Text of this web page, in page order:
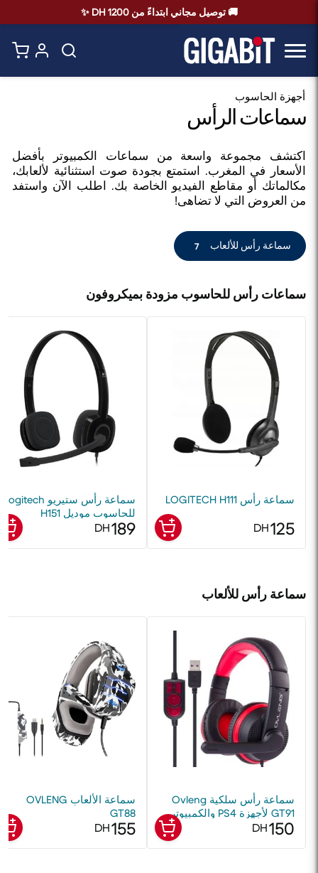
🚚 توصيل مجاني ابتداءً من 1200 DH ✨
أجهزة الحاسوب
سماعات الرأس
اكتشف مجموعة واسعة من سماعات الكمبيوتر بأفضل
الأسعار في المغرب. استمتع بجودة صوت استثنائية لألعابك،
مكالماتك أو مقاطع الفيديو الخاصة بك. اطلب الآن واستفد
من العروض التي لا تضاهى!
سماعة رأس للألعاب 7
سماعات رأس للحاسوب مزودة بميكروفون
سماعة رأس LOGITECH H111
125
DH
سماعة رأس ستيريو Logitech
للحاسوب موديل H151
189
DH
سماعة رأس للألعاب
سماعة رأس سلكية Ovleng
GT91 لأجهزة PS4 والكمبيوتر
الشخصي وأجهزة الكمبيوتر
المحمولة وأجهزة الألعاب
150
DH
سماعة الألعاب OVLENG
GT88
155
DH